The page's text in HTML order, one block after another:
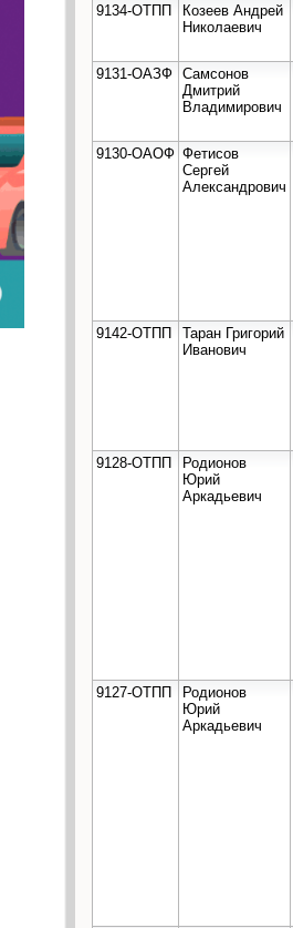
9134-ОТПП
Козеев Андрей
Николаевич
9131-ОАЗФ Самсонов
Дмитрий
Владимирович
9130-ОАОФ Фетисов
Сергей
Александрович
9142-ОТПП
Таран Григорий
Иванович
9128-ОТПП
Родионов
Юрий
Аркадьевич
9127-ОТПП
Родионов
Юрий
Аркадьевич